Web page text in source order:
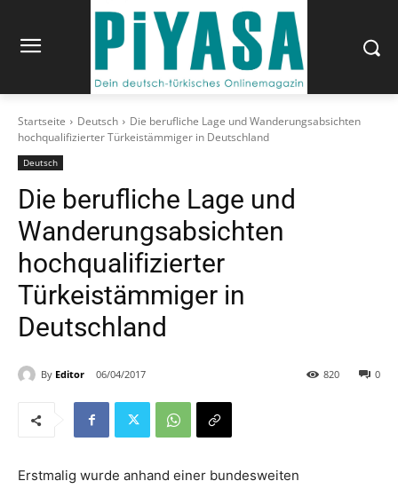
Startseite Deutsch
Die berufliche Lage und Wanderungsabsichten
hochqualifizierter Türkeistämmiger in Deutschland
Deutsch
Die berufliche Lage und
Wanderungsabsichten
hochqualifizierter
Türkeistämmiger in
Deutschland
By Editor 06/04/2017 0
820
Erstmalig wurde anhand einer bundesweiten